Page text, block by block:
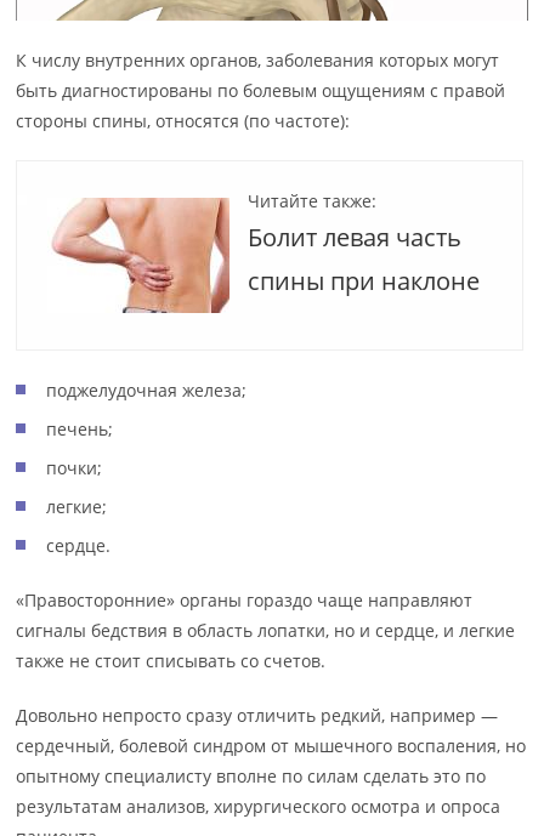
К числу внутренних органов, заболевания которых могут
быть диагностированы по болевым ощущениям с правой
стороны спины, относятся (по частоте):
Читайте также:
Болит левая часть
спины при наклоне
поджелудочная железа;
печень;
почки;
легкие;
сердце.
«Правосторонние» органы гораздо чаще направляют
сигналы бедствия в область лопатки, но и сердце, и легкие
также не стоит списывать со счетов.
Довольно непросто сразу отличить редкий, например —
сердечный, болевой синдром от мышечного воспаления, но
опытному специалисту вполне по силам сделать это по
результатам анализов, хирургического осмотра и опроса